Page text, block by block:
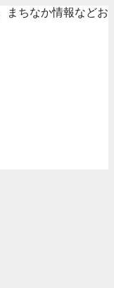
まちなか情報などお